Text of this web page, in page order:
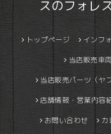
スのフォレ
トップページ インフ
当店販売車
当店販売パーツ（ヤ
店舗情報・営業内容
お問い合わせ カ